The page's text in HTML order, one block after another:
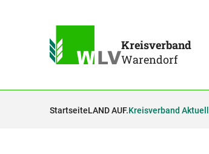
Kreisverband
Warendorf
StartseiteLAND AUF.Kreisverband Aktuell